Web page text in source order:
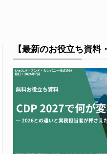
【最新のお役立ち資料